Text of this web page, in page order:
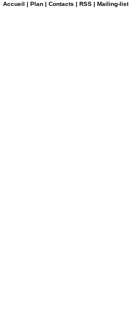
Accueil | Plan | Contacts | RSS | Mailing-list